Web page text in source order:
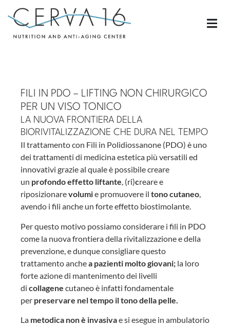
FILI IN PDO – LIFTING NON CHIRURGICO
PER UN VISO TONICO
LA NUOVA FRONTIERA DELLA
BIORIVITALIZZAZIONE CHE DURA NEL TEMPO
Il trattamento con Fili in Polidiossanone (PDO) è uno
dei trattamenti di medicina estetica più versatili ed
innovativi grazie al quale è possibile creare
un profondo effetto liftante, (ri)creare e
riposizionarevolumie promuovere il tono cutaneo,
avendo i fili anche un forte effetto biostimolante.
Per questo motivo possiamo considerare i fili in PDO
come la nuova frontiera della rivitalizzazione e della
prevenzione, e dunque consigliare questo
trattamento anchea pazienti molto giovani; la loro
forte azione di mantenimento dei livelli
di collagene cutaneo è infatti fondamentale
per preservare nel tempo il tono della pelle.
La metodica non è invasivae si esegue in ambulatorio